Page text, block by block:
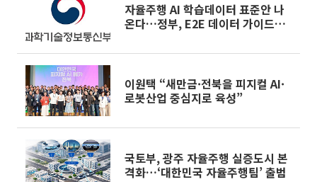
자율주행 AI 학습데이터 표준안 나
온다…정부, E2E 데이터 가이드라
이원택 “새만금·전북을 피지컬 AI·
로봇산업 중심지로 육성”
국토부, 광주 자율주행 실증도시 본
격화…‘대한민국 자율주행팀’ 출범